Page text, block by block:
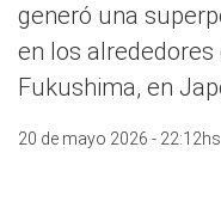
generó una
en los
Fukushima, en
20 de mayo 2026 - 22:12hs